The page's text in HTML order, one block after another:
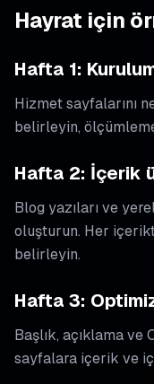
Hayrat için
Hafta 1:
Hizmet sayfalarını
belirleyin,
Hafta 2: İçerik
Blog yazıları ve
oluşturun. Her
belirleyin.
Hafta 3:
Başlık, açıklama ve
sayfalara içerik ve